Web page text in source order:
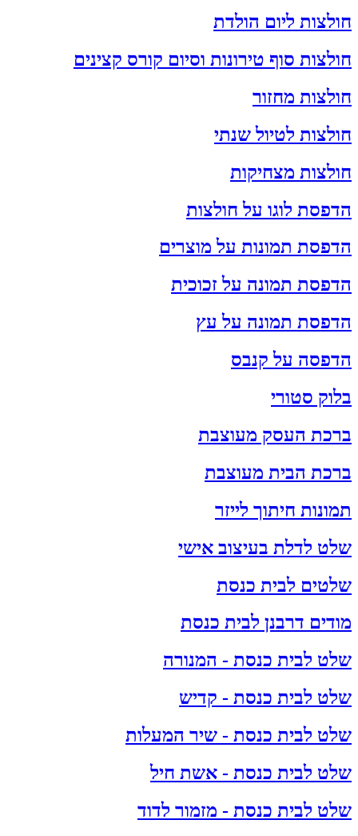
חולצות ליום הולדת
חולצות סוף טירונות וסיום קורס קצינים
חולצות מחזור
חולצות לטיול שנתי
חולצות מצחיקות
הדפסת לוגו על חולצות
הדפסת תמונות על מוצרים
הדפסת תמונה על זכוכית
הדפסת תמונה על עץ
הדפסה על קנבס
בלוק סטורי
ברכת העסק מעוצבת
ברכת הבית מעוצבת
תמונות חיתוך לייזר
שלט לדלת בעיצוב אישי
שלטים לבית כנסת
מודים דרבנן לבית כנסת
שלט לבית כנסת - המנורה
שלט לבית כנסת - קדיש
שלט לבית כנסת - שיר המעלות
שלט לבית כנסת - אשת חיל
שלט לבית כנסת - מזמור לדוד